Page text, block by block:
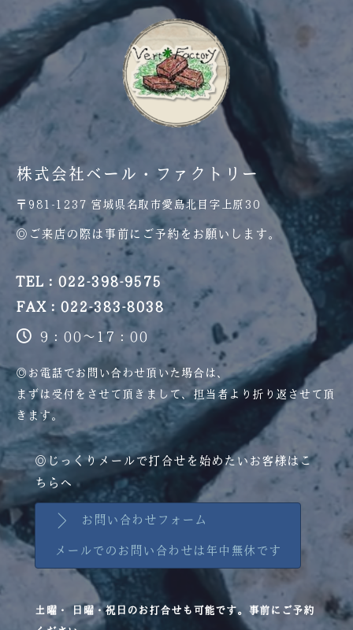
株式会社ベール・ファクトリー
〒981-1237 宮城県名取市愛島北目字上原30
◎ご来店の際は事前にご予約をお願いします。
TEL：022-398-9575
FAX：022-383-8038
9：00～17：00
◎お電話でお問い合わせ頂いた場合は、
まずは受付をさせて頂きまして、担当者より折り返させて頂
きます。
◎じっくりメールで打合せを始めたいお客様はこ
ちらへ
お問い合わせフォーム
メールでのお問い合わせは年中無休です
土曜・ 日曜・祝日のお打合せも可能です。事前にご予約